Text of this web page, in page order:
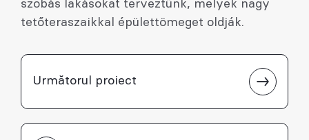
szobás lakásokat terveztünk, melyek nagy
tetőteraszaikkal épülettömeget oldják.
Următorul proiect